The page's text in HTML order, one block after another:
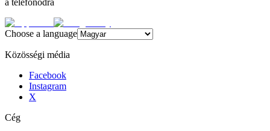
Choose a language
Közösségi média
Facebook
Instagram
X
Cég